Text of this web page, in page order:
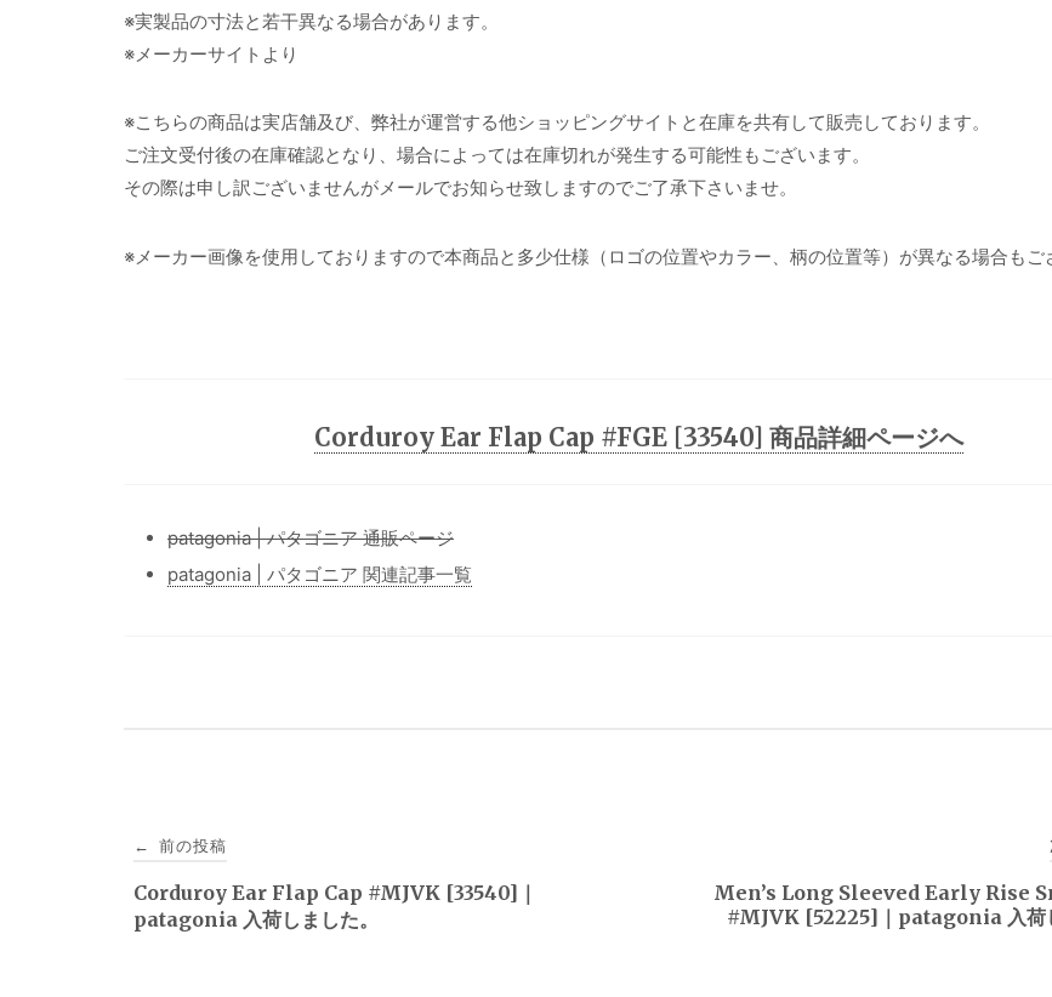
※実製品の寸法と若干異なる場合があります。
※メーカーサイトより
※こちらの商品は実店舗及び、弊社が運営する他ショッピングサイトと在庫を共有して販売しております。
ご注文受付後の在庫確認となり、場合によっては在庫切れが発生する可能性もございます。
その際は申し訳ございませんがメールでお知らせ致しますのでご了承下さいませ。
※メーカー画像を使用しておりますので本商品と多少仕様（ロゴの位置やカラー、柄の位置等）が異なる場合もご
Corduroy Ear Flap Cap #FGE [33540] 商品詳細ページへ
patagonia | パタゴニア 通販ページ
patagonia | パタゴニア 関連記事一覧
稿
ナ
← 前の投稿
Corduroy Ear Flap Cap #MJVK [33540]｜
patagonia 入荷しました。
Men’s Long Sleeved Early Rise
#MJVK [52225]｜patagonia 入荷